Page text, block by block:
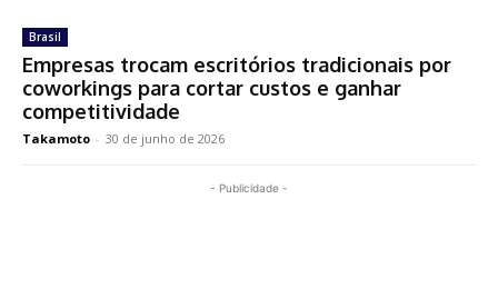
Brasil
Empresas trocam escritórios tradicionais por
coworkings para cortar custos e ganhar
competitividade
Takamoto - 30 de junho de 2026
- Publicidade -